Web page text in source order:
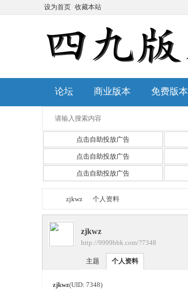
设为首页 收藏本站
论坛 商业版本 免费版本
点击自助投放广告
点击自助投放广告
点击自助投放广告
zjkwz
›
个人资料
zjkwz
http://9999bbk.com/?7348
主题 个人资料
zjkwz(UID: 7348)